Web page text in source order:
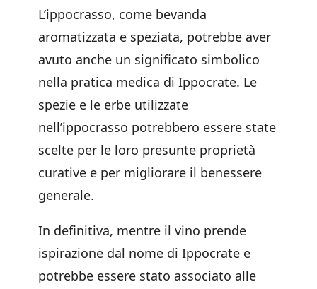
L’ippocrasso, come bevanda
aromatizzata e speziata, potrebbe aver
avuto anche un significato simbolico
nella pratica medica di Ippocrate. Le
spezie e le erbe utilizzate
nell’ippocrasso potrebbero essere state
scelte per le loro presunte proprietà
curative e per migliorare il benessere
generale.
In definitiva, mentre il vino prende
ispirazione dal nome di Ippocrate e
potrebbe essere stato associato alle